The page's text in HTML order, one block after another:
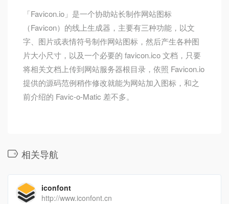
「Favicon.io」是一个协助站长制作网站图标
（Favicon）的线上生成器，主要有三种功能，以文
字、图片或表情符号制作网站图标，然后产生各种图
片大小尺寸，以及一个必要的 favicon.ico 文档，只要
将相关文档上传到网站服务器根目录，依照 Favicon.io
提供的源码范例稍作修改就能为网站加入图标，和之
前介绍的 Favic-o-Matic 差不多。
相关导航
iconfont
http://www.iconfont.cn